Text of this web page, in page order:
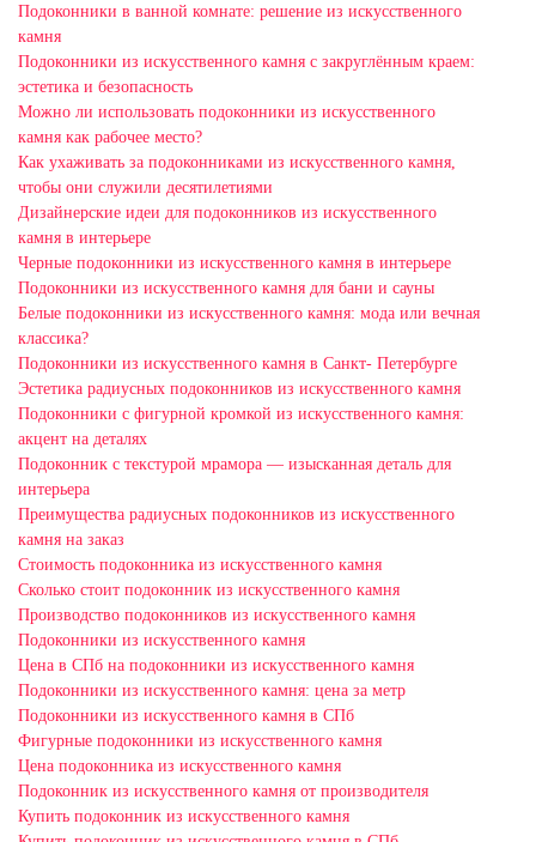
Подоконники в ванной комнате: решение из искусственного
камня
Подоконники из искусственного камня с закруглённым краем:
эстетика и безопасность
Можно ли использовать подоконники из искусственного
камня как рабочее место?
Как ухаживать за подоконниками из искусственного камня,
чтобы они служили десятилетиями
Дизайнерские идеи для подоконников из искусственного
камня в интерьере
Черные подоконники из искусственного камня в интерьере
Подоконники из искусственного камня для бани и сауны
Белые подоконники из искусственного камня: мода или вечная
классика?
Подоконники из искусственного камня в Санкт- Петербурге
Эстетика радиусных подоконников из искусственного камня
Подоконники с фигурной кромкой из искусственного камня:
акцент на деталях
Подоконник с текстурой мрамора — изысканная деталь для
интерьера
Преимущества радиусных подоконников из искусственного
камня на заказ
Стоимость подоконника из искусственного камня
Сколько стоит подоконник из искусственного камня
Производство подоконников из искусственного камня
Подоконники из искусственного камня
Цена в СПб на подоконники из искусственного камня
Подоконники из искусственного камня: цена за метр
Подоконники из искусственного камня в СПб
Фигурные подоконники из искусственного камня
Цена подоконника из искусственного камня
Подоконник из искусственного камня от производителя
Купить подоконник из искусственного камня